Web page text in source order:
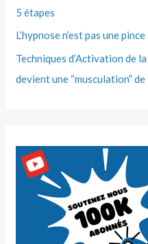
5 étapes
L’hypnose n’est pas une
Techniques d’Activation de
devient une “musculation”